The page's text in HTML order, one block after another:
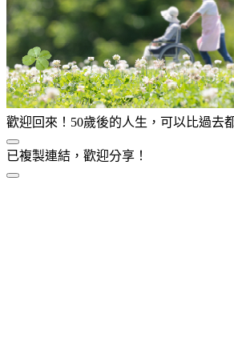
歡迎回來！50歲後的人生，可以比過去
已複製連結，歡迎分享！